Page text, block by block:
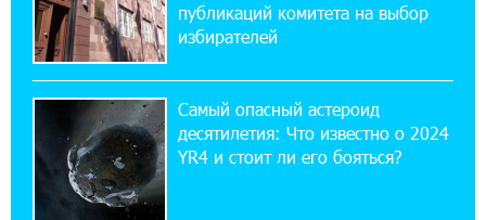
17:03:49 30-07-2026
Платформа Rate.Trading на Seaside Startup
14:44:13 29-07-2026
Состоялось открытие Khachaturian Rooftop
публикаций комитета на выбор
избирателей
Самый опасный астероид
десятилетия: Что известно о 2024
YR4 и стоит ли его бояться?